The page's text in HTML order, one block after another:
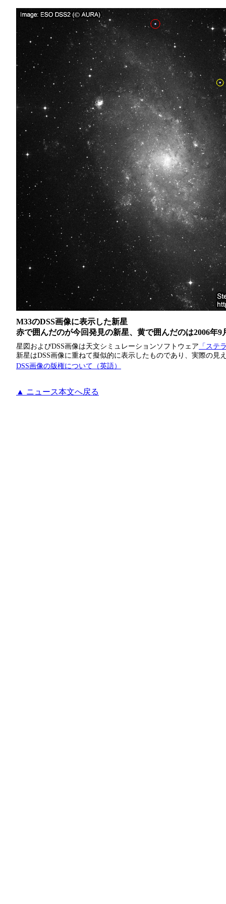
M33のDSS画像に表示した新星
赤で囲んだのが今回発見の新星、黄で囲んだのは2006年
星図およびDSS画像は天文シミュレーションソフトウェア 「ステ
新星はDSS画像に重ねて擬似的に表示したものであり、実際の見
DSS画像の版権について（英語）
▲ ニュース本文へ戻る